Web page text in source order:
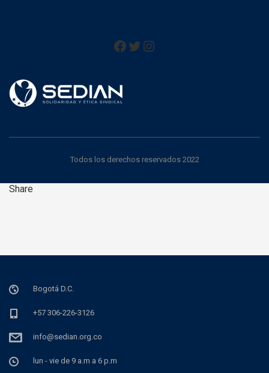
Facebook
Twitter
Instagram
Todos los derechos reservados 2022
Share
Bogotá D.C.
+57 306-226-3126
info@sedian.org.co
lun - vie de 9 a.m a 6 p.m